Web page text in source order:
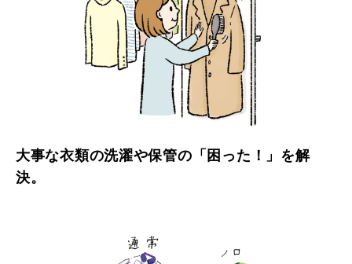
大事な衣類の洗濯や保管の「困った！」を解
決。